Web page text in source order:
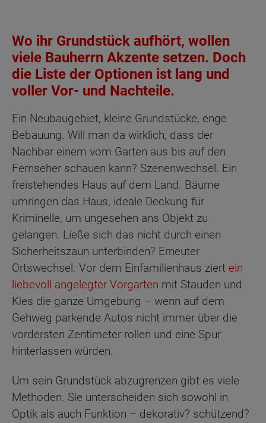
Wo ihr Grundstück aufhört, wollen
viele Bauherrn Akzente setzen. Doch
die Liste der Optionen ist lang und
voller Vor- und Nachteile.
Ein Neubaugebiet, kleine Grundstücke, enge
Bebauung. Will man da wirklich, dass der
Nachbar einem vom Garten aus bis auf den
Fernseher schauen kann? Szenenwechsel. Ein
freistehendes Haus auf dem Land. Bäume
umringen das Haus, ideale Deckung für
Kriminelle, um ungesehen ans Objekt zu
gelangen. Ließe sich das nicht durch einen
Sicherheitszaun unterbinden? Erneuter
Ortswechsel. Vor dem Einfamilienhaus ziert ein
liebevoll angelegter Vorgarten mit Stauden und
Kies die ganze Umgebung – wenn auf dem
Gehweg parkende Autos nicht immer über die
vordersten Zentimeter rollen und eine Spur
hinterlassen würden.
Um sein Grundstück abzugrenzen gibt es viele
Methoden. Sie unterscheiden sich sowohl in
Optik als auch Funktion – dekorativ? schützend?